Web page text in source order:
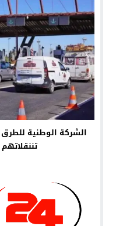
الشركة الوطنية